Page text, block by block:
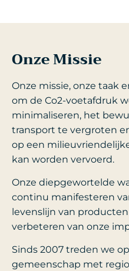
Onze Missie
Onze missie, onze taak
om de Co2-voetafdruk
minimaliseren, het
transport te vergroten
op een
kan worden vervoerd.
Onze diepgewortelde
continu manifesteren
levenslijn van
verbeteren van onze
Sinds 2007 treden we
gemeenschap met